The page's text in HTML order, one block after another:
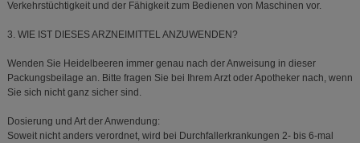
Verkehrstüchtigkeit und der Fähigkeit zum Bedienen von Maschinen vor.
3. WIE IST DIESES ARZNEIMITTEL ANZUWENDEN?
Wenden Sie Heidelbeeren immer genau nach der Anweisung in dieser
Packungsbeilage an. Bitte fragen Sie bei Ihrem Arzt oder Apotheker nach, wenn
Sie sich nicht ganz sicher sind.
Dosierung und Art der Anwendung:
Soweit nicht anders verordnet, wird bei Durchfallerkrankungen 2- bis 6-mal